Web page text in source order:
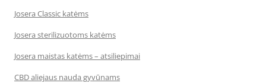
Josera Classic katėms
Josera sterilizuotoms katėms
Josera maistas katėms – atsiliepimai
CBD aliejaus nauda gyvūnams